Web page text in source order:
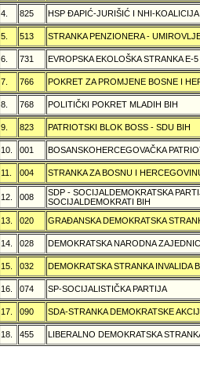
4. 825 HSP ÐAPIĆ-JURIŠIĆ I NHI-
5. 513 STRANKA PENZIONERA -
6. 731 EVROPSKA EKOLOŠKA STRANKA E-5
7. 766 POKRET ZA PROMJENE BOSNE I
8. 768 POLITIČKI POKRET MLADIH BIH
9. 823 PATRIOTSKI BLOK BOSS - SDU BIH
10. 001 BOSANSKOHERCEGOVAČKA
11. 004 STRANKA ZA BOSNU I
12. 008
SDP - SOCIJALDEMOKRATSKA
SOCIJALDEMOKRATI BIH
13.
020 GRAÐANSKA DEMOKRATSKA
14. 028 DEMOKRATSKA NARODNA
15. 032 DEMOKRATSKA STRANKA INVALIDA
16. 074 SP-SOCIJALISTIČKA PARTIJA
17. 090 SDA-STRANKA DEMOKRATSKE
18. 455 LIBERALNO DEMOKRATSKA